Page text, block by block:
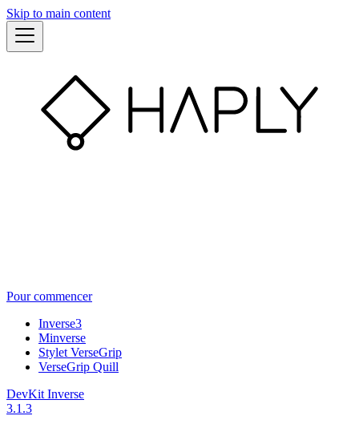
Skip to main content
Pour commencer
Inverse3
Minverse
Stylet VerseGrip
VerseGrip Quill
DevKit Inverse
3.1.3